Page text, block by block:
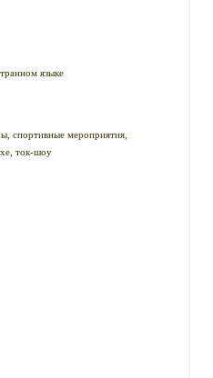
языке
спортивные мероприятия,
ток-шоу